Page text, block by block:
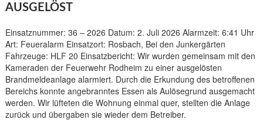
AUSGELÖST
Einsatznummer: 36 – 2026 Datum: 2. Juli 2026 Alarmzeit: 6:41 Uhr
Art: Feueralarm Einsatzort: Rosbach, Bei den Junkergärten
Fahrzeuge: HLF 20 Einsatzbericht: Wir wurden gemeinsam mit den
Kameraden der Feuerwehr Rodheim zu einer ausgelösten
Brandmeldeanlage alarmiert. Durch die Erkundung des betroffenen
Bereichs konnte angebranntes Essen als Aulösegrund ausgemacht
werden. Wir lüfteten die Wohnung einmal quer, stellten die Anlage
zurück und übergaben sie wieder dem Betreiber.